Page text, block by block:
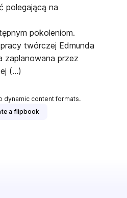
polegającą na
pokoleniom.
twórczej Edmunda
zaplanowana przez
(...)
dynamic content formats.
a flipbook